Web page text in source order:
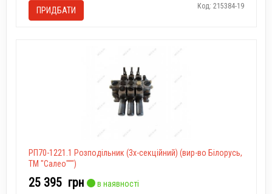
ПРИДБАТИ Код: 215384-19
РП70-1221.1 Розподільник (3х-секційний) (вир-во Білорусь,
ТМ "Салео""")
25 395 грн
в наявності